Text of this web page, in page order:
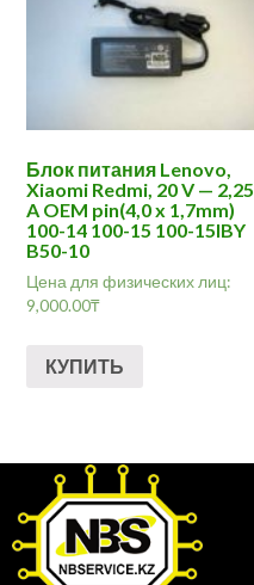
Блок питания Lenovo,
Xiaomi Redmi, 20 V — 2,25
A OEM pin(4,0 x 1,7mm)
100-14 100-15 100-15IBY
B50-10
Цена для физических лиц:
9,000.00₸
КУПИТЬ